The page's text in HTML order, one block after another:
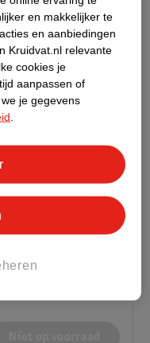
en makkelijker te
en aanbiedingen
Kruidvat.nl relevante
cookies je
aanpassen of
je gegevens